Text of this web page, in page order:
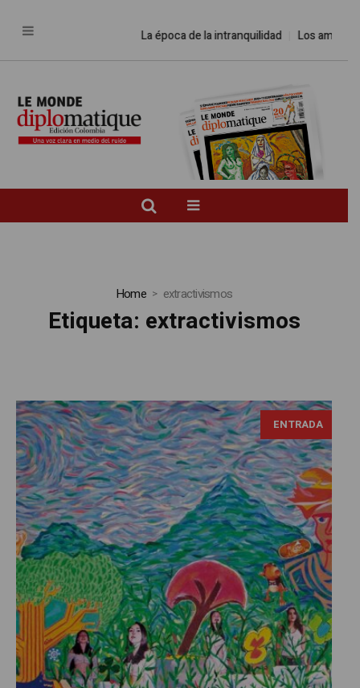
La época de la intranquilidad Los amos
Home extractivismos
Etiqueta: extractivismos
ENTRADA
César Arturo Castillo, Flores (Cortesía del autor)